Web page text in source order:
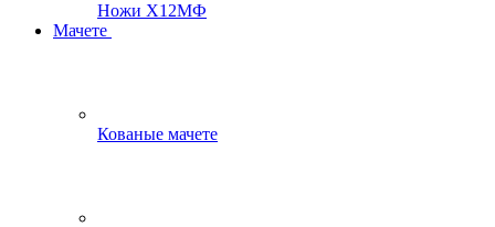
Ножи Х12МФ
Мачете
Кованые мачете